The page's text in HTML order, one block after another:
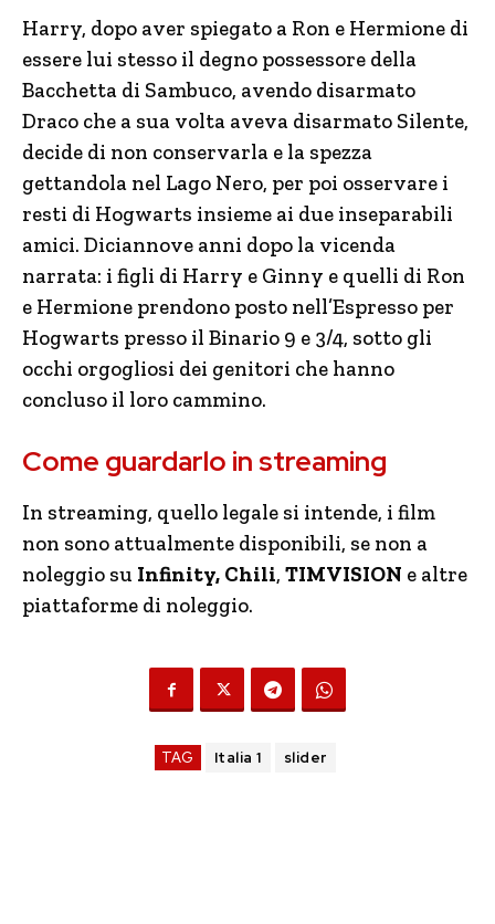
Harry, dopo aver spiegato a Ron e Hermione di
essere lui stesso il degno possessore della
Bacchetta di Sambuco, avendo disarmato
Draco che a sua volta aveva disarmato Silente,
decide di non conservarla e la spezza
gettandola nel Lago Nero, per poi osservare i
resti di Hogwarts insieme ai due inseparabili
amici. Diciannove anni dopo la vicenda
narrata: i figli di Harry e Ginny e quelli di Ron
e Hermione prendono posto nell’Espresso per
Hogwarts presso il Binario 9 e 3/4, sotto gli
occhi orgogliosi dei genitori che hanno
concluso il loro cammino.
Come guardarlo in streaming
In streaming, quello legale si intende, i film
non sono attualmente disponibili, se non a
noleggio su Infinity, Chili, TIMVISION e altre
piattaforme di noleggio.
TAG Italia 1 slider